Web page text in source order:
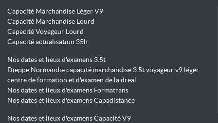
Capacité Marchandise Léger V9
Capacité Marchandise Lourd
Capacité Voyageur Lourd
Capacité actualisation 35h
Nos dates et lieux d'examens 3.5t
Dieppe Normandie capacité marchandise 3.5t voyageur v9 léger
centre de formation et d'examen de la dreal
Nos dates et lieux d'examens Formatrans
Nos dates et lieux d'examens Capadistance
Nos dates et lieux d'examens Capacité V9